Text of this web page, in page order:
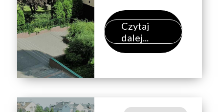
Czytaj
dalej...